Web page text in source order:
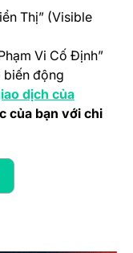
Thị” (Visible
Vi Cố Định”
biến động
dịch của
của bạn với chi